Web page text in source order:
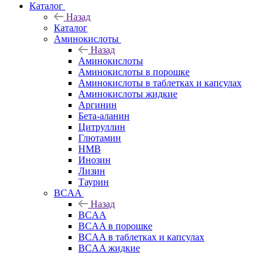
Каталог
Назад
Каталог
Аминокислоты
Назад
Аминокислоты
Аминокислоты в порошке
Аминокислоты в таблетках и капсулах
Аминокислоты жидкие
Аргинин
Бета-аланин
Цитруллин
Глютамин
HMB
Инозин
Лизин
Таурин
BCAA
Назад
BCAA
BCAA в порошке
BCAA в таблетках и капсулах
BCAA жидкие